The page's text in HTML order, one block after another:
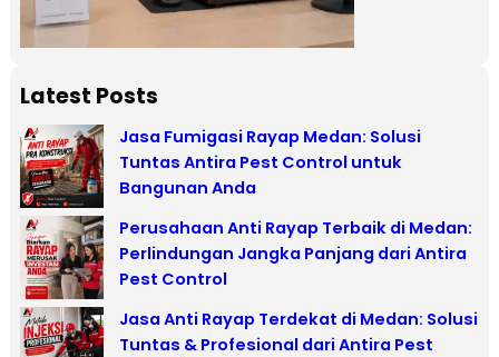
Latest Posts
Jasa Fumigasi Rayap Medan: Solusi
Tuntas Antira Pest Control untuk
Bangunan Anda
Perusahaan Anti Rayap Terbaik di Medan:
Perlindungan Jangka Panjang dari Antira
Pest Control
Jasa Anti Rayap Terdekat di Medan: Solusi
Tuntas & Profesional dari Antira Pest